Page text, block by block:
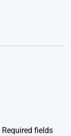
Required fields